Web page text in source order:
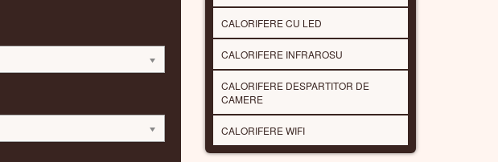
CALORIFERE CU LED
CALORIFERE INFRAROSU
CALORIFERE DESPARTITOR DE
CAMERE
CALORIFERE WIFI